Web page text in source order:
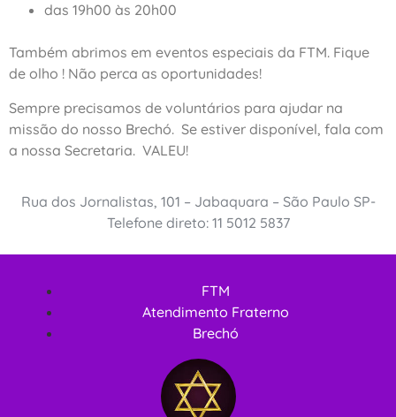
das 19h00 às 20h00
Também abrimos em eventos especiais da FTM. Fique
de olho ! Não perca as oportunidades!
Sempre precisamos de voluntários para ajudar na
missão do nosso Brechó. Se estiver disponível, fala com
a nossa Secretaria. VALEU!
Rua dos Jornalistas, 101 – Jabaquara – São Paulo SP-
Telefone direto: 11 5012 5837
FTM
Atendimento Fraterno
Brechó